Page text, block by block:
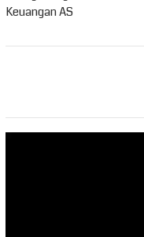
Keuangan AS